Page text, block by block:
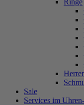
Ringe
Sale
Services im